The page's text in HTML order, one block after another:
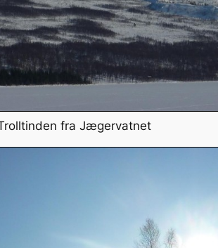
fra Jægervatnet